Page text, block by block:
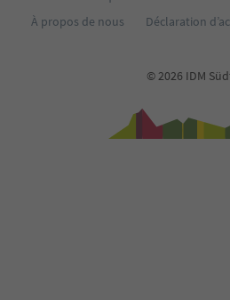
À propos de nous
Déclaration
© 2026 IDM